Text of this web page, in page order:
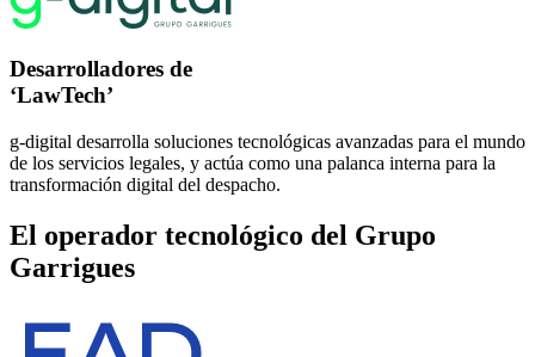
Desarrolladores de
‘LawTech’
g-digital desarrolla soluciones tecnológicas avanzadas para el mundo
de los servicios legales, y actúa como una palanca interna para la
transformación digital del despacho.
El operador tecnológico del Grupo
Garrigues